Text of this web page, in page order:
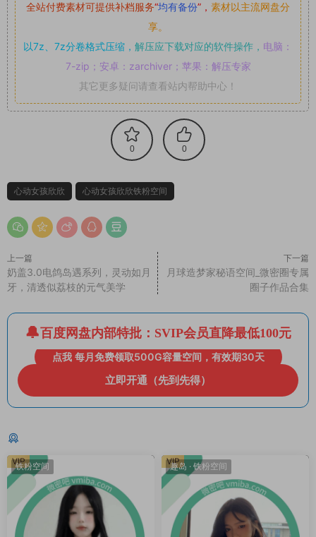
全站付费素材可提供补档服务“均有备份”， 素材以主流网盘分
享。
以7z、7z分卷格式压缩， 解压应下载对应的软件操作， 电脑：
7-zip；安卓：zarchiver；苹果：解压专家
其它更多疑问请查看站内帮助中心！
0 0
心动女孩欣欣 心动女孩欣欣铁粉空间
上一篇
奶盖3.0电鸽岛遇系列，灵动如月
牙，清透似荔枝的元气美学
下一篇
月球造梦家秘语空间_微密圈专属
圈子作品合集
百度网盘内部特批：SVIP会员直降最低100元
点我 每月免费领取500G容量空间，有效期30天
立即开通（先到先得）
铁粉空间
VIP 趣岛 · 铁粉空间
VIP